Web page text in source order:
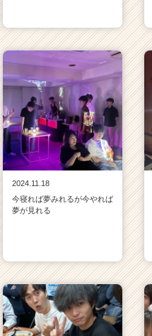
2024.11.18
今寝れば夢みれるが今やれば
夢が見れる